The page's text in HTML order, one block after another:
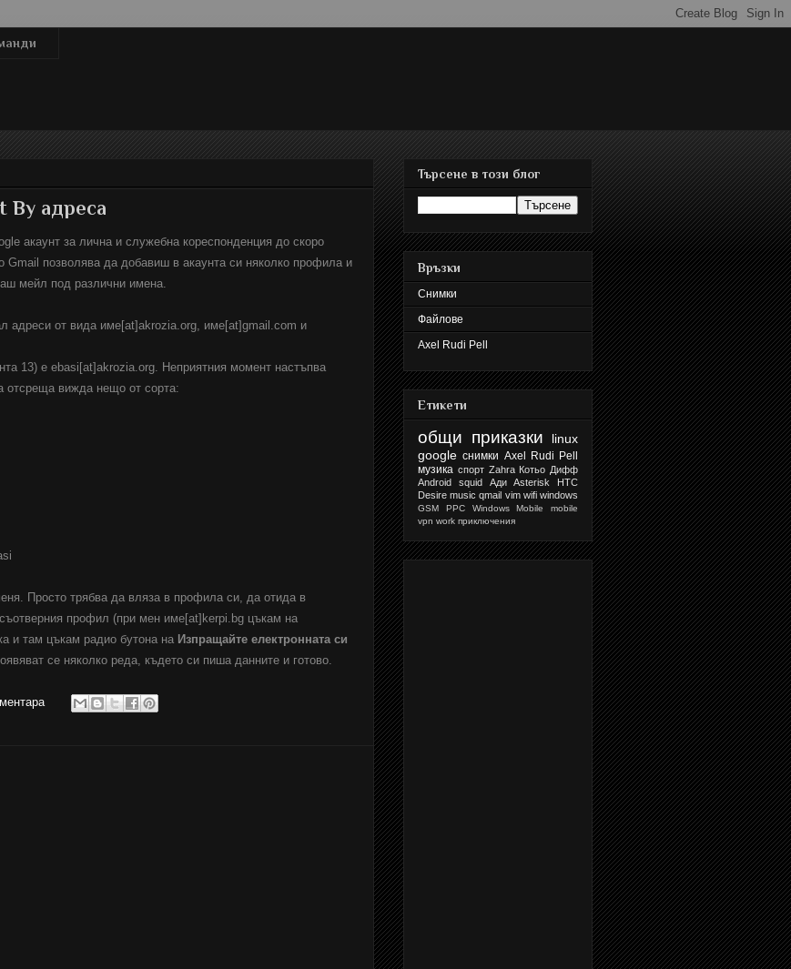
By адреса
акаунт за лична и служебна кореспонденция до скоро
позволява да добавиш в акаунта си няколко профила и
мейл под различни имена.
адреси от вида име[at]akrozia.org, име[at]gmail.com и
13) е ebasi[at]akrozia.org. Неприятния момент настъпва
отсреща вижда нещо от сорта:
Просто трябва да вляза в профила си, да отида в
профил (при мен име[at]kerpi.bg цъкам на
и там цъкам радио бутона на Изпращайте електронната си
се няколко реда, където си пиша данните и готово.
Търсене в този блог
Връзки
Снимки
Файлове
Axel Rudi Pell
Етикети
общи приказки
linux
google снимки Axel Rudi Pell
музика спорт Zahra Котьо Дифф
Android
squid Ади Asterisk
HTC
Desire music qmail vim wifi windows
GSM PPC Windows Mobile
mobile
vpn work приключения